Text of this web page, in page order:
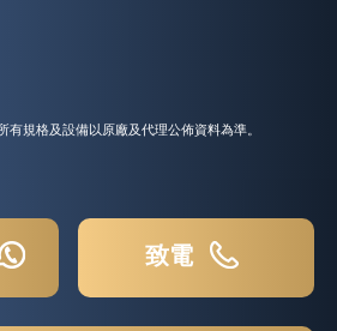
有規格及設備以原廠及代理公佈資料為準。
致電